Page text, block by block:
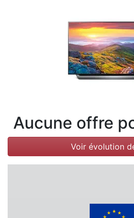
Aucune offre
Voir évolution